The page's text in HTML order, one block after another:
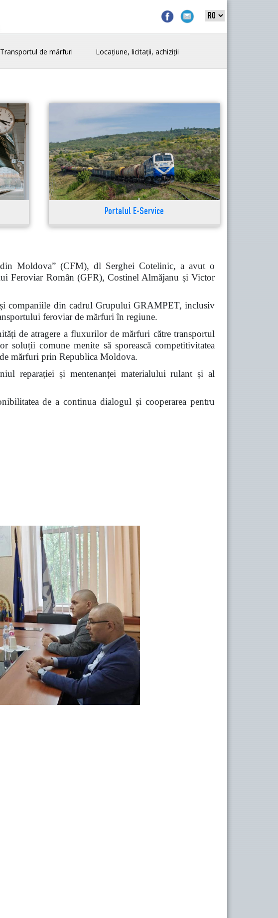
Transportul de mărfuri Locațiune, licitații, achiziții
Portalul E-Service
Moldova” (CFM), dl Serghei Cotelinic, a avut o
Feroviar Român (GFR), Costinel Almăjanu și Victor
companiile din cadrul Grupului GRAMPET, inclusiv
feroviar de mărfuri în regiune.
de atragere a fluxurilor de mărfuri către transportul
comune menite să sporească competitivitatea
mărfuri prin Republica Moldova.
reparației și mentenanței materialului rulant și al
de a continua dialogul și cooperarea pentru